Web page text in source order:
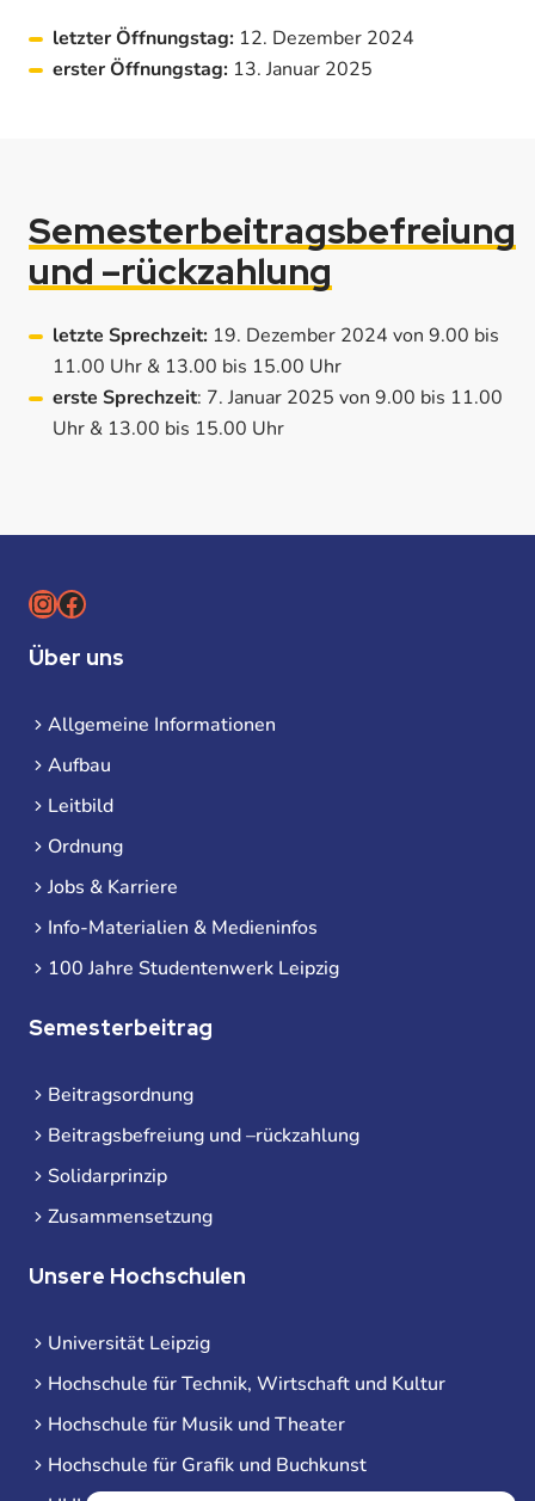
letzter Öffnungstag: 12. Dezember 2024
erster Öffnungstag: 13. Januar 2025
Semesterbeitragsbefreiung
und –rückzahlung
letzte Sprechzeit: 19. Dezember 2024 von 9.00 bis
11.00 Uhr & 13.00 bis 15.00 Uhr
erste Sprechzeit: 7. Januar 2025 von 9.00 bis 11.00
Uhr & 13.00 bis 15.00 Uhr
Instagram
Facebook
Über uns
Allgemeine Informationen
Aufbau
Leitbild
Ordnung
Jobs & Karriere
Info-Materialien & Medieninfos
100 Jahre Studentenwerk Leipzig
Semesterbeitrag
Beitragsordnung
Beitragsbefreiung und –rückzahlung
Solidarprinzip
Zusammensetzung
Unsere Hochschulen
Universität Leipzig
Hochschule für Technik, Wirtschaft und Kultur
Hochschule für Musik und Theater
Hochschule für Grafik und Buchkunst